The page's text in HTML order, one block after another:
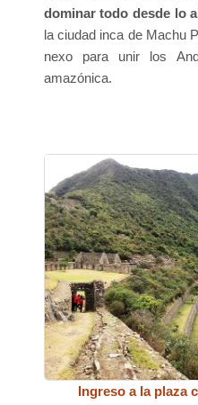
dominar todo desde lo
la ciudad inca de Machu
nexo para unir los
amazónica.
Ingreso a la plaza